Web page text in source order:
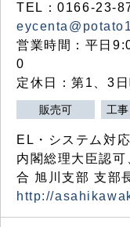
TEL：0166-23-
営業時間：平日
0
定休日：第1、3日
販売可 工
EL・システム対
内閣総理大臣認
合 旭川支部 支部
http://